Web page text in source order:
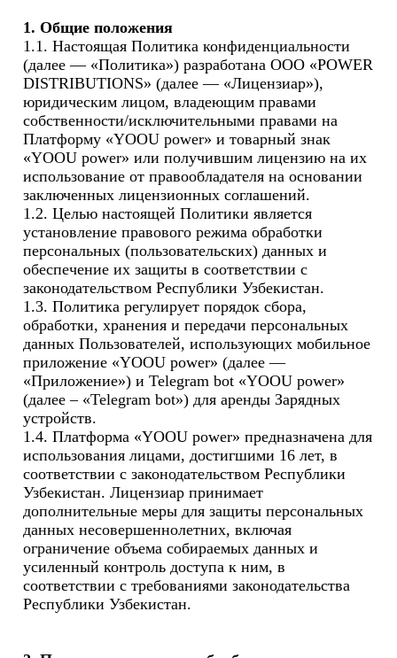
1. Общие положения
1.1. Настоящая Политика конфиденциальности
(далее — «Политика») разработана ООО «POWER
DISTRIBUTIONS» (далее — «Лицензиар»),
юридическим лицом, владеющим правами
собственности/исключительными правами на
Платформу «YOOU power» и товарный знак
«YOOU power» или получившим лицензию на их
использование от правообладателя на основании
заключенных лицензионных соглашений.
1.2. Целью настоящей Политики является
установление правового режима обработки
персональных (пользовательских) данных и
обеспечение их защиты в соответствии с
законодательством Республики Узбекистан.
1.3. Политика регулирует порядок сбора,
обработки, хранения и передачи персональных
данных Пользователей, использующих мобильное
приложение «YOOU power» (далее —
«Приложение») и Telegram bot «YOOU power»
(далее – «Telegram bot») для аренды Зарядных
устройств.
1.4. Платформа «YOOU power» предназначена для
использования лицами, достигшими 16 лет, в
соответствии с законодательством Республики
Узбекистан. Лицензиар принимает
дополнительные меры для защиты персональных
данных несовершеннолетних, включая
ограничение объема собираемых данных и
усиленный контроль доступа к ним, в
соответствии с требованиями законодательства
Республики Узбекистан.